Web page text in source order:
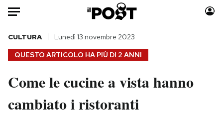
Auto
HOME
Italia
Politica
Moda
Consumismi
QUESTO ARTICOLO HA PIÙ DI 2 ANNI
CULTURA Lunedì 13 novembre 2023
Come le cucine a vista hanno
cambiato i ristoranti